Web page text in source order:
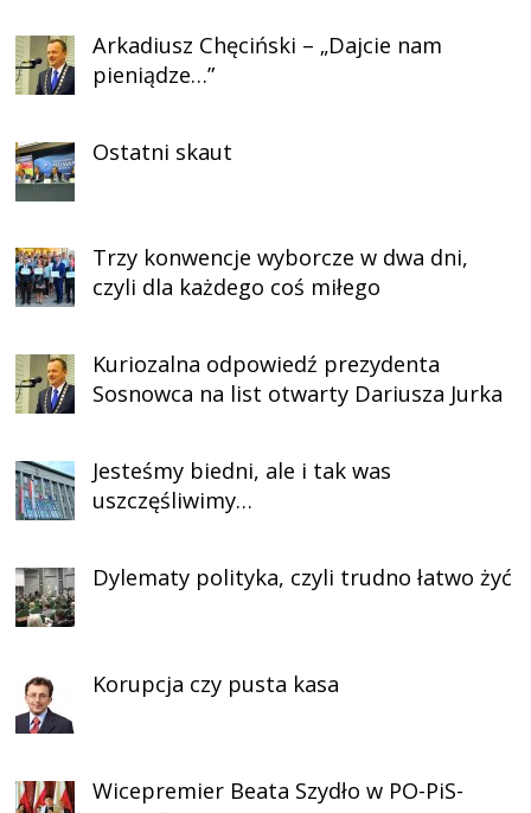
Arkadiusz Chęciński – „Dajcie nam
pieniądze…”
Ostatni skaut
Trzy konwencje wyborcze w dwa dni,
czyli dla każdego coś miłego
Kuriozalna odpowiedź prezydenta
Sosnowca na list otwarty Dariusza Jurka
Jesteśmy biedni, ale i tak was
uszczęśliwimy…
Dylematy polityka, czyli trudno łatwo żyć
Korupcja czy pusta kasa
Wicepremier Beata Szydło w PO-PiS-